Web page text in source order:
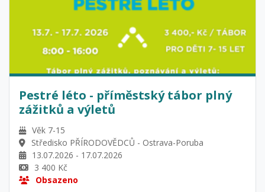
Pestré léto - příměstský tábor plný
zážitků a výletů
Věk 7-15
Středisko PŘÍRODOVĚDCŮ - Ostrava-Poruba
13.07.2026 - 17.07.2026
3 400 Kč
Obsazeno